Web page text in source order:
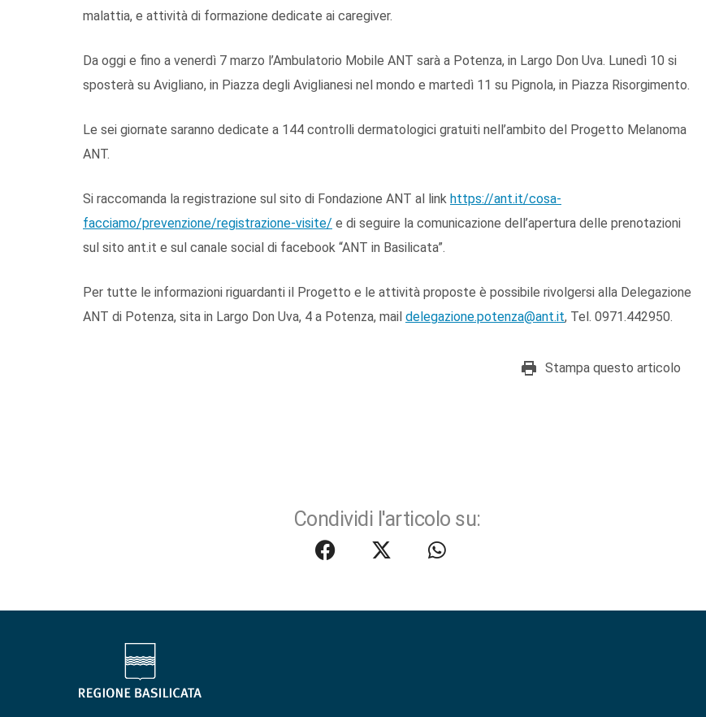
malattia, e attività di formazione dedicate ai caregiver.
Da oggi e fino a venerdì 7 marzo l’Ambulatorio Mobile ANT sarà a Potenza, in Largo Don Uva. Lunedì 10 si
sposterà su Avigliano, in Piazza degli Aviglianesi nel mondo e martedì 11 su Pignola, in Piazza Risorgimento.
Le sei giornate saranno dedicate a 144 controlli dermatologici gratuiti nell’ambito del Progetto Melanoma
ANT.
Si raccomanda la registrazione sul sito di Fondazione ANT al link https://ant.it/cosa-
facciamo/prevenzione/registrazione-visite/ e di seguire la comunicazione dell’apertura delle prenotazioni
sul sito ant.it e sul canale social di facebook “ANT in Basilicata”.
Per tutte le informazioni riguardanti il Progetto e le attività proposte è possibile rivolgersi alla Delegazione
ANT di Potenza, sita in Largo Don Uva, 4 a Potenza, mail delegazione.potenza@ant.it, Tel. 0971.442950.
Stampa questo articolo
Condividi l'articolo su: